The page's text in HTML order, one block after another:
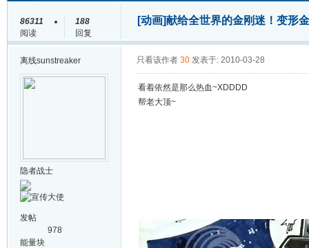
86311
阅读
188
回复
[动画]献给全世界的金刚迷！变形
离线sunstreaker
隐者战士
发帖
978
能量块
只看该作者 30 发表于: 2010-03-28
看着依然是那么热血~XDDDD
帮老大顶~